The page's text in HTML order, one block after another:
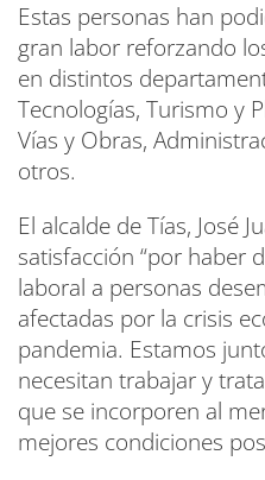
Estas personas han
gran labor reforzando
en distintos
Tecnologías, Turismo y
Vías y Obras,
otros.
El alcalde de Tías, José
satisfacción “por haber
laboral a personas
afectadas por la crisis
pandemia. Estamos
necesitan trabajar y
que se incorporen al
mejores condiciones